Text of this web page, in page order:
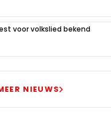
voor volkslied bekend
NIEUWS